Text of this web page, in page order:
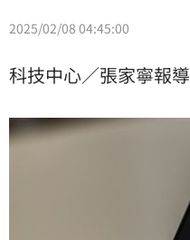
2025/02/08 04:45:00
科技中心／張家寧報導